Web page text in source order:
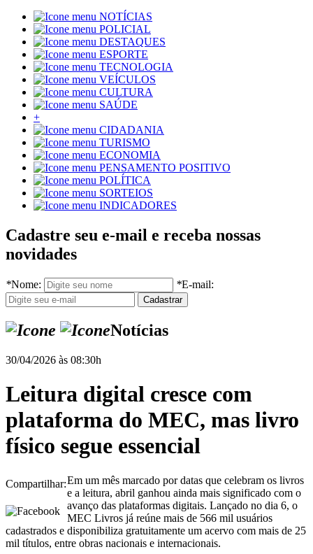
NOTÍCIAS
POLICIAL
DESTAQUES
ESPORTE
TECNOLOGIA
VEÍCULOS
CULTURA
SAÚDE
+
CIDADANIA
TURISMO
ECONOMIA
PENSAMENTO POSITIVO
POLÍTICA
SORTEIOS
INDICADORES
Cadastre seu e-mail e receba nossas
novidades
*Nome: *E-mail:
Notícias
30/04/2026 às 08:30h
Leitura digital cresce com
plataforma do MEC, mas livro
físico segue essencial
Compartilhar:Em um mês marcado por datas que celebram os livros
e a leitura, abril ganhou ainda mais significado com o
avanço das plataformas digitais. Lançado no dia 6, o
MEC Livros já reúne mais de 566 mil usuários
cadastrados e disponibiliza gratuitamente um acervo com mais de 25
mil títulos, entre obras nacionais e internacionais.